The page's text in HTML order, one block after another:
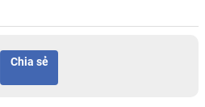
Chia sẻ